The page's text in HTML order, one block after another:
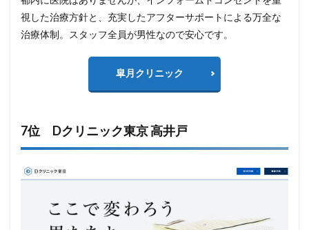
視した治療方針と、充実したアフターサポートによる万全な
治療体制。スタッフ全員が男性なので安心です。
皐月クリニック
7位 Dクリニック東京 高井戸